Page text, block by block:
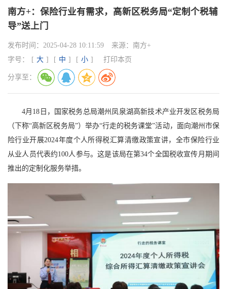
南方+：保险行业有需求，高新区税务局“定制个税辅
导”送上门
发布时间： 2025-04-28 10:11:59 来源： 南方+
字号：
[ 大 ] [ 中 ] [ 小 ] 打印本页
分享至：
4月18日，国家税务总局潮州凤泉湖高新技术产业开发区税务局
（下称“高新区税务局”）举办“行走的税务课堂”活动，面向潮州市保
险行业开展2024年度个人所得税汇算清缴政策宣讲，全市保险行业
从业人员代表约100人参与。这是该局在第34个全国税收宣传月期间
推出的定制化服务举措。